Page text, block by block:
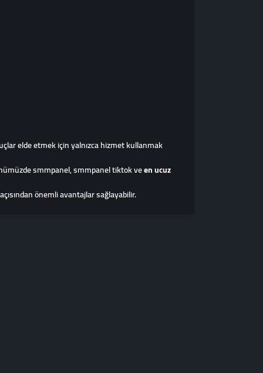
elde etmek için yalnızca hizmet kullanmak
smmpanel, smmpanel tiktok veen ucuz
önemli avantajlar sağlayabilir.